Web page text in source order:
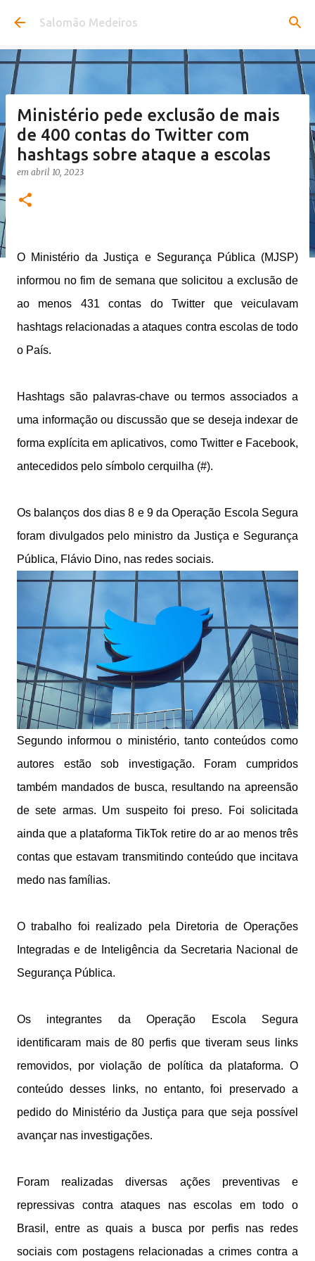
Pular para o conteúdo principal
Salomão Medeiros
Ministério pede exclusão de mais
de 400 contas do Twitter com
hashtags sobre ataque a escolas
em abril 10, 2023
O Ministério da Justiça e Segurança Pública (MJSP)
informou no fim de semana que solicitou a exclusão de
ao menos 431 contas do Twitter que veiculavam
hashtags relacionadas a ataques contra escolas de todo
o País.
Hashtags são palavras-chave ou termos associados a
uma informação ou discussão que se deseja indexar de
forma explícita em aplicativos, como Twitter e Facebook,
antecedidos pelo símbolo cerquilha (#).
Os balanços dos dias 8 e 9 da Operação Escola Segura
foram divulgados pelo ministro da Justiça e Segurança
Pública, Flávio Dino, nas redes sociais.
Segundo informou o ministério, tanto conteúdos como
autores estão sob investigação. Foram cumpridos
também mandados de busca, resultando na apreensão
de sete armas. Um suspeito foi preso. Foi solicitada
ainda que a plataforma TikTok retire do ar ao menos três
contas que estavam transmitindo conteúdo que incitava
medo nas famílias.
O trabalho foi realizado pela Diretoria de Operações
Integradas e de Inteligência da Secretaria Nacional de
Segurança Pública.
Os integrantes da Operação Escola Segura
identificaram mais de 80 perfis que tiveram seus links
removidos, por violação de política da plataforma. O
conteúdo desses links, no entanto, foi preservado a
pedido do Ministério da Justiça para que seja possível
avançar nas investigações.
Foram realizadas diversas ações preventivas e
repressivas contra ataques nas escolas em todo o
Brasil, entre as quais a busca por perfis nas redes
sociais com postagens relacionadas a crimes contra a